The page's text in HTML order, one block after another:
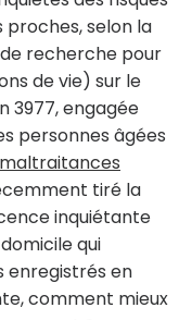
selon la
recherche pour
de vie) sur le
3977, engagée
personnes âgées
tiré la
inquiétante
qui
enregistrés en
comment mieux